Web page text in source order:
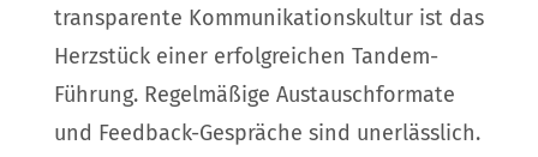
transparente Kommunikationskultur ist das
Herzstück einer erfolgreichen Tandem-
Führung. Regelmäßige Austauschformate
und Feedback-Gespräche sind unerlässlich.